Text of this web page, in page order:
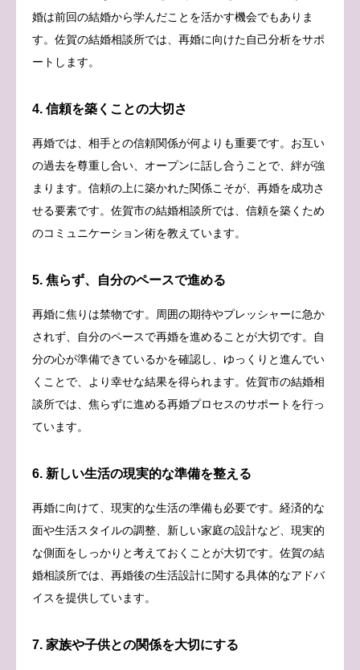
婚は前回の結婚から学んだことを活かす機会でもありま
す。佐賀の結婚相談所では、再婚に向けた自己分析をサポ
ートします。
4. 信頼を築くことの大切さ
再婚では、相手との信頼関係が何よりも重要です。お互い
の過去を尊重し合い、オープンに話し合うことで、絆が強
まります。信頼の上に築かれた関係こそが、再婚を成功さ
せる要素です。佐賀市の結婚相談所では、信頼を築くため
のコミュニケーション術を教えています。
5. 焦らず、自分のペースで進める
再婚に焦りは禁物です。周囲の期待やプレッシャーに急か
されず、自分のペースで再婚を進めることが大切です。自
分の心が準備できているかを確認し、ゆっくりと進んでい
くことで、より幸せな結果を得られます。佐賀市の結婚相
談所では、焦らずに進める再婚プロセスのサポートを行っ
ています。
6. 新しい生活の現実的な準備を整える
再婚に向けて、現実的な生活の準備も必要です。経済的な
面や生活スタイルの調整、新しい家庭の設計など、現実的
な側面をしっかりと考えておくことが大切です。佐賀の結
婚相談所では、再婚後の生活設計に関する具体的なアドバ
イスを提供しています。
7. 家族や子供との関係を大切にする